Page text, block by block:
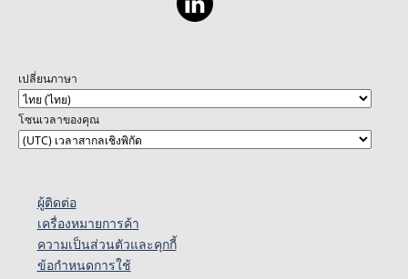
เปลี่ยนภาษา
โซนเวลาของคุณ
ผู้ติดต่อ
เครื่องหมายการค้า
ความเป็นส่วนตัวและคุกกี้
ข้อกำหนดการใช้